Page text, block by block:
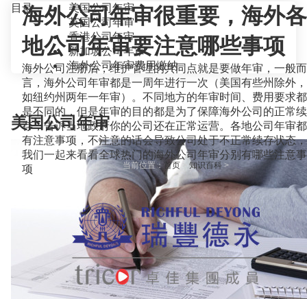
当前位置： 首页> 知识百科>
海外公司年审很重要，海外各
地公司年审要注意哪些事项
海外公司注册后，维护管理的共同点就是要做年审，一般而
言，海外公司年审都是一周年进行一次（美国有些州除外，
如纽约州两年一年审）。不同地方的年审时间、费用要求都
是不同的，但是年审的目的都是为了保障海外公司的正常续
存，告诉当地政府你的公司还在正常运营。各地公司年审都
有注意事项，不注意的话会导致公司处于不正常续存状态，
我们一起来看看全球热门的海外公司年审分别有哪些注意事
项
目录
美国公司年审
英国公司年审
香港公司年审
新加坡公司年审
海外公司年审费用缴纳
美国公司年审